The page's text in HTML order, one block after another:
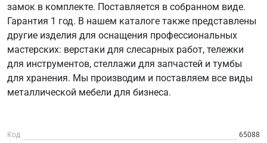
замок в комплекте. Поставляется в собранном виде.
Гарантия 1 год. В нашем каталоге также представлены
другие изделия для оснащения профессиональных
мастерских: верстаки для слесарных работ, тележки
для инструментов, стеллажи для запчастей и тумбы
для хранения. Мы производим и поставляем все виды
металлической мебели для бизнеса.
Код
65088